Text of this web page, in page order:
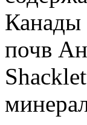
Канады
почв